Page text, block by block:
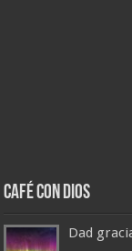
Café con Dios
Dad